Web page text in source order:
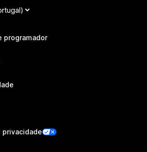
programador
privacidade